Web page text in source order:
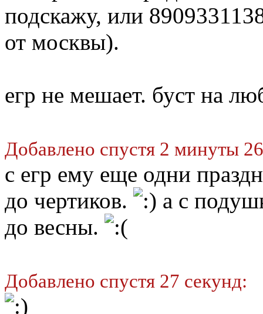
подскажу, или
от москвы).
егр не мешает. буст на
Добавлено спустя 2 минуты
с егр ему еще одни
до чертиков.
а с
до весны.
Добавлено спустя 27 секунд: